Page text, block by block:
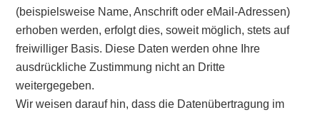
(beispielsweise Name, Anschrift oder eMail-Adressen)
erhoben werden, erfolgt dies, soweit möglich, stets auf
freiwilliger Basis. Diese Daten werden ohne Ihre
ausdrückliche Zustimmung nicht an Dritte
weitergegeben.
Wir weisen darauf hin, dass die Datenübertragung im